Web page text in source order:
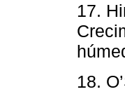
17.
18.